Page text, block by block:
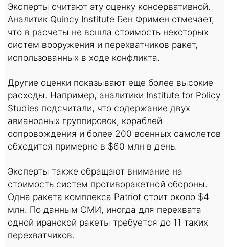
Эксперты считают эту оценку консервативной.
Аналитик Quincy Institute Бен Фримен отмечает,
что в расчеты не вошла стоимость некоторых
систем вооружения и перехватчиков ракет,
использованных в ходе конфликта.
Другие оценки показывают еще более высокие
расходы. Например, аналитики Institute for Policy
Studies подсчитали, что содержание двух
авианосных группировок, кораблей
сопровождения и более 200 военных самолетов
обходится примерно в $60 млн в день.
Эксперты также обращают внимание на
стоимость систем противоракетной обороны.
Одна ракета комплекса Patriot стоит около $4
млн. По данным СМИ, иногда для перехвата
одной иранской ракеты требуется до 11 таких
перехватчиков.